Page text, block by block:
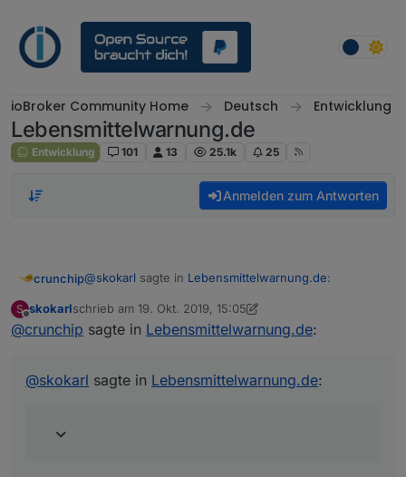
ioBroker Community Home Deutsch Entwicklung
Lebensmittelwarnung.de
Entwicklung 101 13 25.1k 25
Anmelden zum Antworten
crunchip@skokarl sagte in Lebensmittelwarnung.de:
und rechts aller Warnungen ?
finde den Baum auch gerade nicht
wie lass ich mir alle Meldungen anzeigen
S skokarlschrieb am 19. Okt. 2019, 15:05
zuletzt editiert von skokarl
@crunchip sagte in Lebensmittelwarnung.de:
@skokarl sagte in Lebensmittelwarnung.de: